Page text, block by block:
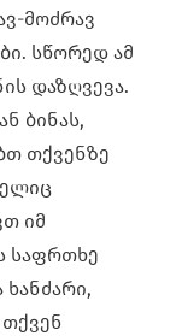
მოძრავ
სწორედ ამ
დაზღვევა.
ბინას,
თქვენზე
იმ
საფრთხე
ხანძარი,